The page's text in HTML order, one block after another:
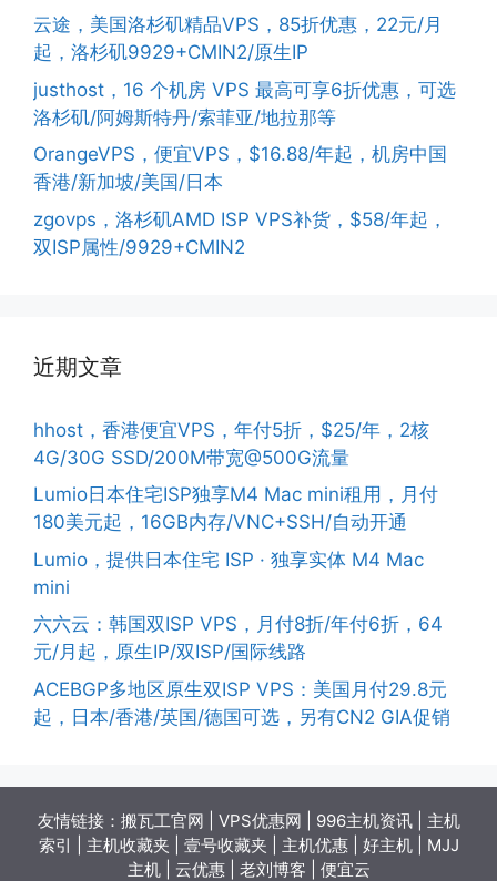
云途，美国洛杉矶精品VPS，85折优惠，22元/月
起，洛杉矶9929+CMIN2/原生IP
justhost，16 个机房 VPS 最高可享6折优惠，可选
洛杉矶/阿姆斯特丹/索菲亚/地拉那等
OrangeVPS，便宜VPS，$16.88/年起，机房中国
香港/新加坡/美国/日本
zgovps，洛杉矶AMD ISP VPS补货，$58/年起，
双ISP属性/9929+CMIN2
近期文章
hhost，香港便宜VPS，年付5折，$25/年，2核
4G/30G SSD/200M带宽@500G流量
Lumio日本住宅ISP独享M4 Mac mini租用，月付
180美元起，16GB内存/VNC+SSH/自动开通
Lumio，提供日本住宅 ISP · 独享实体 M4 Mac
mini
六六云：韩国双ISP VPS，月付8折/年付6折，64
元/月起，原生IP/双ISP/国际线路
ACEBGP多地区原生双ISP VPS：美国月付29.8元
起，日本/香港/英国/德国可选，另有CN2 GIA促销
友情链接： 搬瓦工官网 VPS优惠网 996主机资讯| 主机
索引
主机收藏夹 壹号收藏夹 主机优惠| 好主机| MJJ
主机| 云优惠| 老刘博客 便宜云